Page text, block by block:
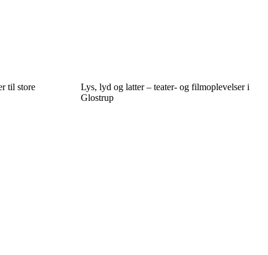
til store
Lys, lyd og latter – teater- og filmoplevelser i
Glostrup